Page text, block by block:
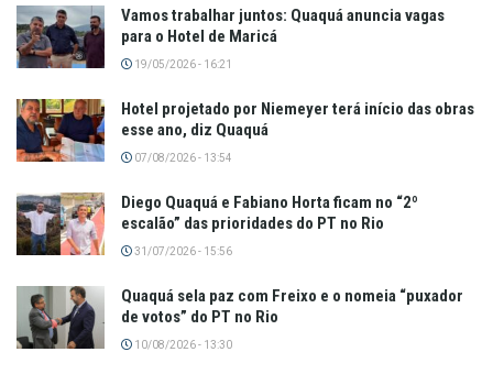
Vamos trabalhar juntos: Quaquá anuncia vagas
para o Hotel de Maricá
19/05/2026 - 16:21
Hotel projetado por Niemeyer terá início das obras
esse ano, diz Quaquá
07/08/2026 - 13:54
Diego Quaquá e Fabiano Horta ficam no “2º
escalão” das prioridades do PT no Rio
31/07/2026 - 15:56
Quaquá sela paz com Freixo e o nomeia “puxador
de votos” do PT no Rio
10/08/2026 - 13:30